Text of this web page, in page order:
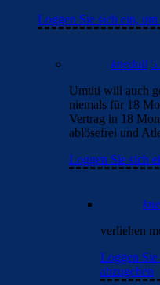
Loggen Sie sich ein,
knedull
Umtiti will auch
niemals für 18
Vertrag in 18
ablösefrei und
Loggen Sie sich
verliehen
Loggen
abzugeben